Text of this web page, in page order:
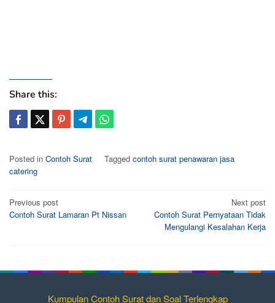
Share this:
Posted in Contoh Surat Tagged contoh surat penawaran jasa
catering
Post
navigation
Previous post
Contoh Surat Lamaran Pt Nissan
Next post
Contoh Surat Pernyataan Tidak
Mengulangi Kesalahan Kerja
Kumpulan Contoh Surat dan Soal Terlengkap